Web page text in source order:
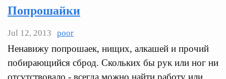
Попрошайки
Jul 12, 2013 poor
Ненавижу попрошаек, нищих, алкашей и прочий
побирающийся сброд. Скольких бы рук или ног ни